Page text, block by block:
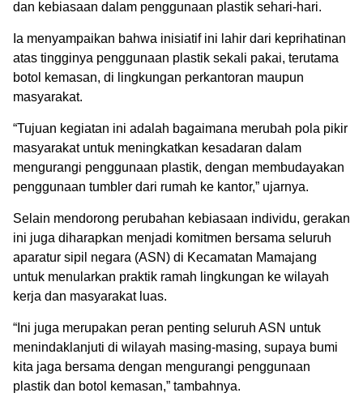
dan kebiasaan dalam penggunaan plastik sehari-hari.
Ia menyampaikan bahwa inisiatif ini lahir dari keprihatinan
atas tingginya penggunaan plastik sekali pakai, terutama
botol kemasan, di lingkungan perkantoran maupun
masyarakat.
“Tujuan kegiatan ini adalah bagaimana merubah pola pikir
masyarakat untuk meningkatkan kesadaran dalam
mengurangi penggunaan plastik, dengan membudayakan
penggunaan tumbler dari rumah ke kantor,” ujarnya.
Selain mendorong perubahan kebiasaan individu, gerakan
ini juga diharapkan menjadi komitmen bersama seluruh
aparatur sipil negara (ASN) di Kecamatan Mamajang
untuk menularkan praktik ramah lingkungan ke wilayah
kerja dan masyarakat luas.
“Ini juga merupakan peran penting seluruh ASN untuk
menindaklanjuti di wilayah masing-masing, supaya bumi
kita jaga bersama dengan mengurangi penggunaan
plastik dan botol kemasan,” tambahnya.